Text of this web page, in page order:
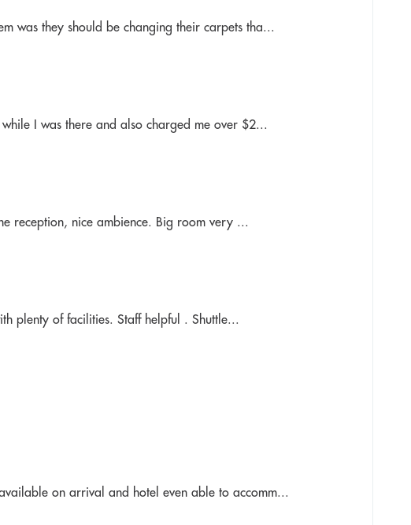
was they should be changing their carpets tha...
I was there and also charged me over $2...
reception, nice ambience. Big room very ...
plenty of facilities. Staff helpful . Shuttle...
on arrival and hotel even able to accomm...